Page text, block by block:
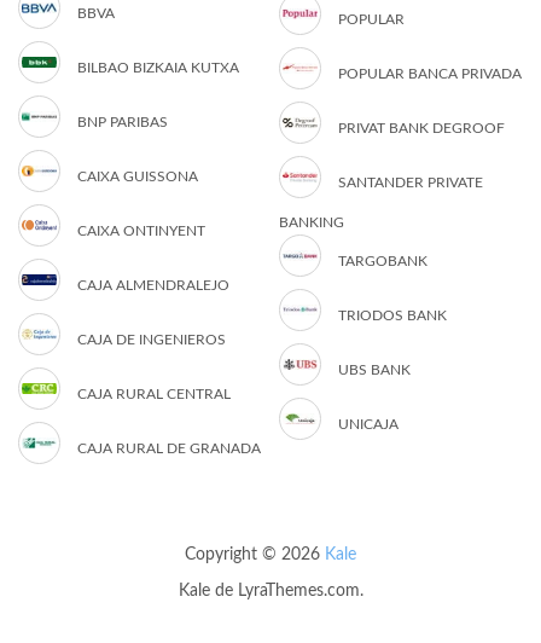
BBVA
BILBAO BIZKAIA KUTXA
BNP PARIBAS
CAIXA GUISSONA
CAIXA ONTINYENT
CAJA ALMENDRALEJO
CAJA DE INGENIEROS
CAJA RURAL CENTRAL
CAJA RURAL DE GRANADA
POPULAR
POPULAR BANCA PRIVADA
PRIVAT BANK DEGROOF
SANTANDER PRIVATE
BANKING
TARGOBANK
TRIODOS BANK
UBS BANK
UNICAJA
Copyright © 2026 Kale
Kalede LyraThemes.com.